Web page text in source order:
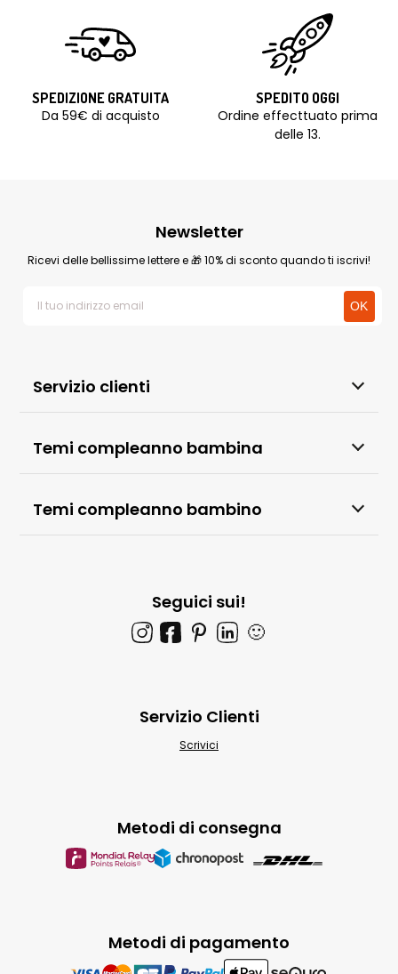
SPEDIZIONE GRATUITA
Da 59€ di acquisto
SPEDITO OGGI
Ordine effecttuato prima
delle 13.
Servizio clienti
Temi compleanno bambina
Temi compleanno bambino
Newsletter
Ricevi delle bellissime lettere e 🎁 10% di sconto quando ti iscrivi!
Seguici sui!
🙂
Metodi di pagamento
Metodi di consegna
Servizio Clienti
Scrivici